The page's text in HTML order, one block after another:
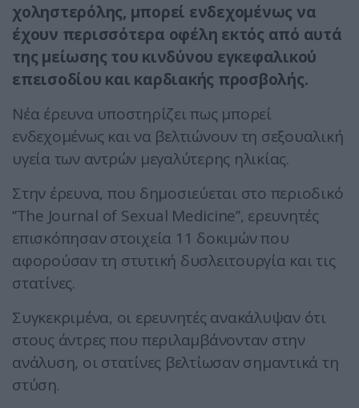
χοληστερόλης, μπορεί ενδεχομένως να
έχουν περισσότερα οφέλη εκτός από αυτά
της μείωσης του κινδύνου εγκεφαλικού
επεισοδίου και καρδιακής προσβολής.
Νέα έρευνα υποστηρίζει πως μπορεί
ενδεχομένως και να βελτιώνουν τη σεξουαλική
υγεία των αντρών μεγαλύτερης ηλικίας.
Στην έρευνα, που δημοσιεύεται στο περιοδικό
‘’The Journal of Sexual Medicine’’, ερευνητές
επισκόπησαν στοιχεία 11 δοκιμών που
αφορούσαν τη στυτική δυσλειτουργία και τις
στατίνες.
Συγκεκριμένα, οι ερευνητές ανακάλυψαν ότι
στους άντρες που περιλαμβάνονταν στην
ανάλυση, οι στατίνες βελτίωσαν σημαντικά τη
στύση.